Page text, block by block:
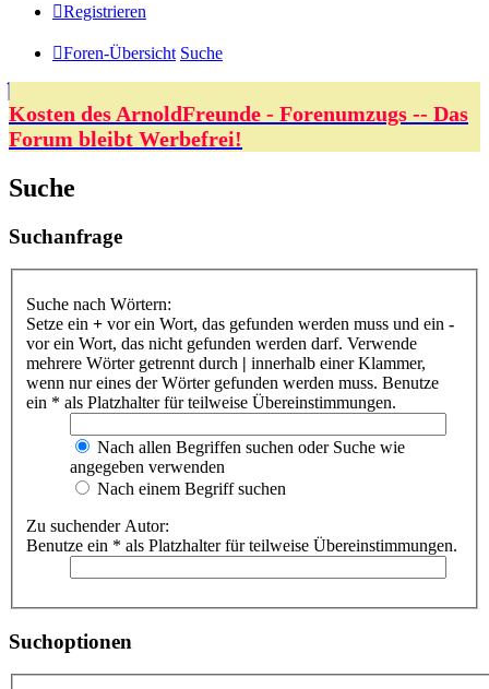
Registrieren
Foren-Übersicht Suche
Kosten des ArnoldFreunde - Forenumzugs -- Das
Forum bleibt Werbefrei!
Suche
Suchanfrage
Suche nach Wörtern:
Setze ein + vor ein Wort, das gefunden werden muss und ein -
vor ein Wort, das nicht gefunden werden darf. Verwende
mehrere Wörter getrennt durch | innerhalb einer Klammer,
wenn nur eines der Wörter gefunden werden muss. Benutze
ein * als Platzhalter für teilweise Übereinstimmungen.
Nach allen Begriffen suchen oder Suche wie
angegeben verwenden
Nach einem Begriff suchen
Zu suchender Autor:
Benutze ein * als Platzhalter für teilweise Übereinstimmungen.
Suchoptionen